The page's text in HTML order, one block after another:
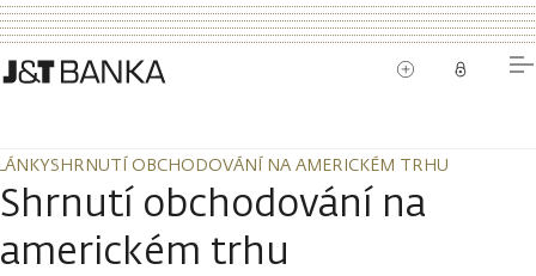
SHRNUTÍ OBCHODOVÁNÍ NA AMERICKÉM TRHU
SHRNUTÍ OBCHODOVÁNÍ NA AMERICKÉM TRHU
Shrnutí obchodování na
americkém trhu